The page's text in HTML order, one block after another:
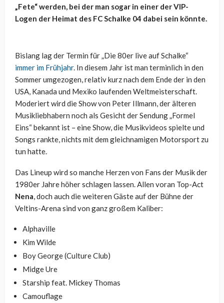
„Fete“ werden, bei der man sogar in einer der VIP-
Logen der Heimat des FC Schalke 04 dabei sein könnte.
Bislang lag der Termin für „Die 80er live auf Schalke“
immer im Frühjahr. In diesem Jahr ist man terminlich in den
Sommer umgezogen, relativ kurz nach dem Ende der in den
USA, Kanada und Mexiko laufenden Weltmeisterschaft.
Moderiert wird die Show von Peter Illmann, der älteren
Musikliebhabern noch als Gesicht der Sendung „Formel
Eins“ bekannt ist – eine Show, die Musikvideos spielte und
Songs rankte, nichts mit dem gleichnamigen Motorsport zu
tun hatte.
Das Lineup wird so manche Herzen von Fans der Musik der
1980er Jahre höher schlagen lassen. Allen voran Top-Act
Nena, doch auch die weiteren Gäste auf der Bühne der
Veltins-Arena sind von ganz großem Kaliber:
Alphaville
Kim Wilde
Boy George (Culture Club)
Midge Ure
Starship feat. Mickey Thomas
Camouflage